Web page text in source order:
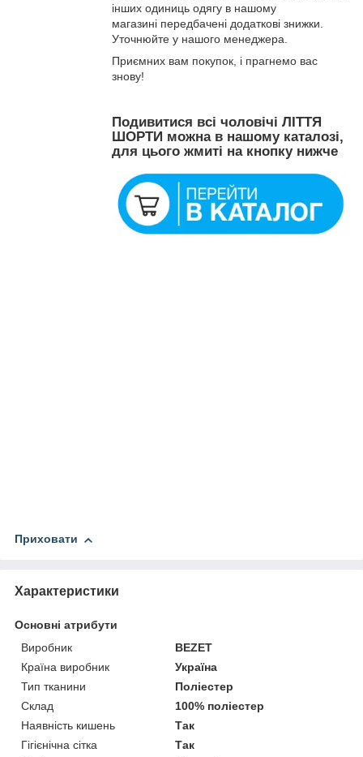
інших одиниць одягу в нашому
магазині передбачені додаткові знижки.
Уточнюйте у нашого менеджера.
Приємних вам покупок, і прагнемо вас
знову!
Подивитися всі чоловічі ЛІТТЯ
ШОРТИ можна в нашому каталозі,
для цього жмиті на кнопку нижче
Приховати
Характеристики
Основні атрибути
Виробник
BEZET
Країна виробник
Україна
Тип тканини
Поліестер
Склад
100% поліестер
Наявність кишень
Так
Гігієнічна сітка
Так